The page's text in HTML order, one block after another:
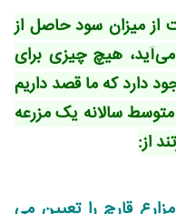
میزان سود حاصل از
هیچ چیزی برای
دارد که ما قصد داریم
متوسط سالانه یک مزرعه
از: